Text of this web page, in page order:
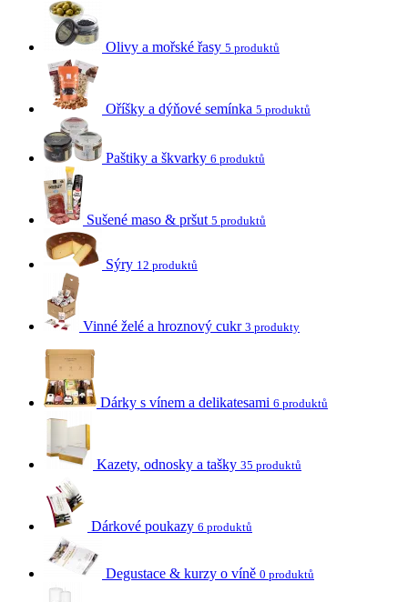
Olivy a mořské řasy 5 produktů
Oříšky a dýňové semínka 5 produktů
Paštiky a škvarky 6 produktů
Sušené maso & pršut 5 produktů
Sýry 12 produktů
Vinné želé a hroznový cukr 3 produkty
Dárky s vínem a delikatesami 6 produktů
Kazety, odnosky a tašky 35 produktů
Dárkové poukazy 6 produktů
Degustace & kurzy o víně 0 produktů